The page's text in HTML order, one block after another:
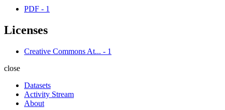
PDF - 1
Licenses
Creative Commons At... - 1
close
Datasets
Activity Stream
About